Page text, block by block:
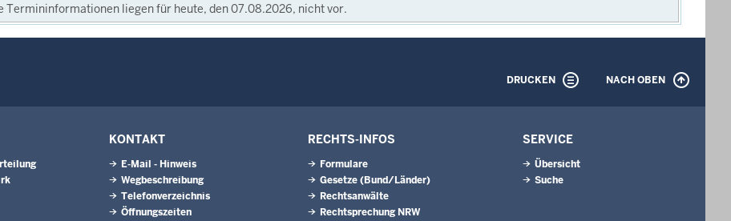
Termininformationen liegen für heute, den 07.08.2026, nicht vor.
DRUCKEN NACH OBEN
KONTAKT
E-Mail - Hinweis
Wegbeschreibung
Telefonverzeichnis
Öffnungszeiten
RECHTS-INFOS
Formulare
Gesetze (Bund/Länder)
Rechtsanwälte
Rechtsprechung NRW
SERVICE
Übersicht
Suche